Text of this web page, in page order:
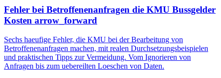
Fehler bei Betroffenenanfragen die KMU Bussgelder
Kosten arrow_forward
Sechs haeufige Fehler, die KMU bei der Bearbeitung von
Betroffenenanfragen machen, mit realen Durchsetzungsbeispielen
und praktischen Tipps zur Vermeidung. Vom Ignorieren von
Anfragen bis zum uebereilten Loeschen von Daten.